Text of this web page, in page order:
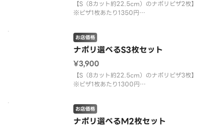
【S（8カット約22.5cm）のナポリピザ2枚】
※ピザ1枚あたり1350円
※アレルギー等で、ピザから抜きたいトッピングが
ある場合は備考欄にご記入ください。
■贅沢フォルマッジ
カマンベール・ゴルゴンゾーラ・モッツァレラ・ゴ
ナポリ選べるS3枚セット
お店価格
¥3,900
【S（8カット約22.5cm）のナポリピザ3枚】
※ピザ1枚あたり1300円
※アレルギー等で、ピザから抜きたいトッピングが
ある場合は備考欄にご記入ください。
ナポリ選べるM2枚セット
お店価格